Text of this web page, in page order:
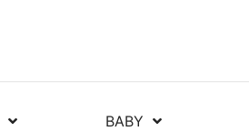
BABY